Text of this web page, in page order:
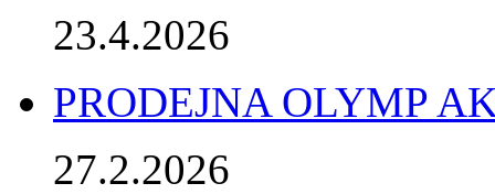
23.4.2026
PRODEJNA OLYMP
27.2.2026